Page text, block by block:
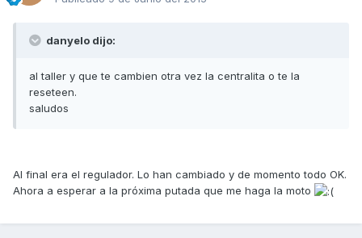
danyelo dijo:
al taller y que te cambien otra vez la centralita o te la
reseteen.
saludos
Al final era el regulador. Lo han cambiado y de momento todo OK.
Ahora a esperar a la próxima putada que me haga la moto